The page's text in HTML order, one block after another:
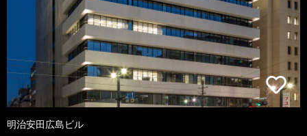
明治安田広島ビル